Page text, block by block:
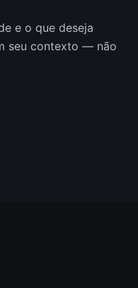
e o que deseja
seu contexto — não